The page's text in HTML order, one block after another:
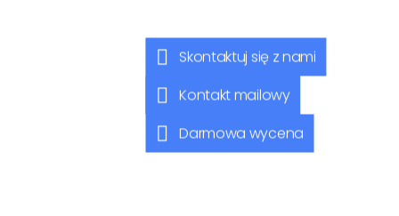
Skontaktuj się z nami
Kontakt mailowy
Darmowa wycena